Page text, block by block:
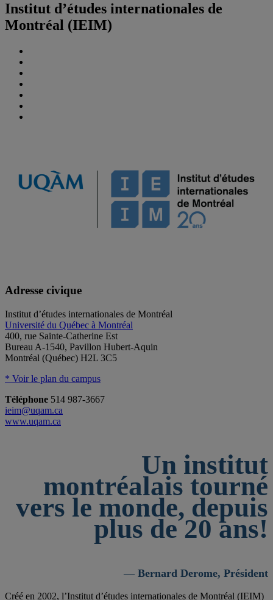
Institut d’études internationales de
Montréal (IEIM)
Adresse civique
Institut d’études internationales de Montréal
Université du Québec à Montréal
400, rue Sainte-Catherine Est
Bureau A-1540, Pavillon Hubert-Aquin
Montréal (Québec) H2L 3C5
* Voir le plan du campus
Téléphone 514 987-3667
ieim@uqam.ca
www.uqam.ca
Un institut
montréalais tourné
vers le monde, depuis
plus de 20 ans!
— Bernard Derome, Président
Créé en 2002, l’Institut d’études internationales de Montréal (IEIM)